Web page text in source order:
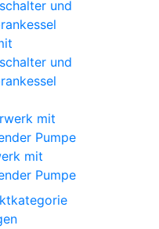
und
mit
Pumpe